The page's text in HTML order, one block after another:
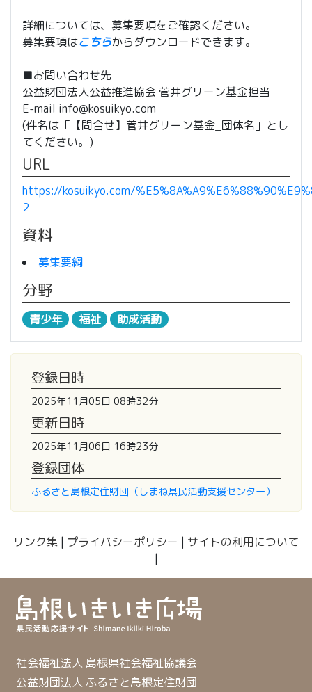
詳細については、募集要項をご確認ください。
募集要項はこちらからダウンロードできます。
■お問い合わせ先
公益財団法人公益推進協会 菅井グリーン基金担当
E-mail info@kosuikyo.com
(件名は「【問合せ】菅井グリーン基金_団体名」とし
てください。)
URL
https://kosuikyo.com/
2
資料
募集要綱
分野
青少年 福祉 助成活動
登録日時
2025年11月05日 08時32分
更新日時
2025年11月06日 16時23分
登録団体
ふるさと島根定住財団（しまね県民活動支援センター）
リンク集 | プライバシーポリシー | サイトの利用について
|
社会福祉法人 島根県社会福祉協議会
公益財団法人 ふるさと島根定住財団